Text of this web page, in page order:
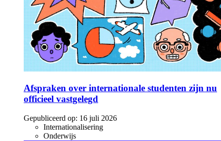
Afspraken over internationale studenten zijn nu
officieel vastgelegd
Gepubliceerd op: 16 juli 2026
Internationalisering
Onderwijs